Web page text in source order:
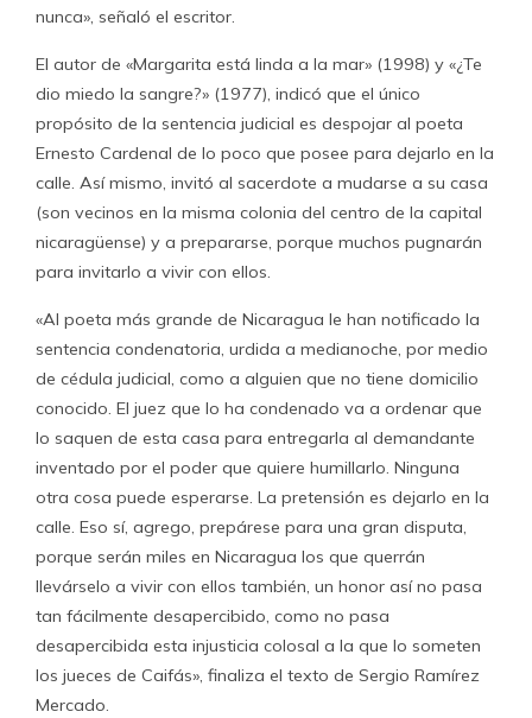
nunca», señaló el escritor.
El autor de «Margarita está linda a la mar» (1998) y «¿Te
dio miedo la sangre?» (1977), indicó que el único
propósito de la sentencia judicial es despojar al poeta
Ernesto Cardenal de lo poco que posee para dejarlo en la
calle. Así mismo, invitó al sacerdote a mudarse a su casa
(son vecinos en la misma colonia del centro de la capital
nicaragüense) y a prepararse, porque muchos pugnarán
para invitarlo a vivir con ellos.
«Al poeta más grande de Nicaragua le han notificado la
sentencia condenatoria, urdida a medianoche, por medio
de cédula judicial, como a alguien que no tiene domicilio
conocido. El juez que lo ha condenado va a ordenar que
lo saquen de esta casa para entregarla al demandante
inventado por el poder que quiere humillarlo. Ninguna
otra cosa puede esperarse. La pretensión es dejarlo en la
calle. Eso sí, agrego, prepárese para una gran disputa,
porque serán miles en Nicaragua los que querrán
llevárselo a vivir con ellos también, un honor así no pasa
tan fácilmente desapercibido, como no pasa
desapercibida esta injusticia colosal a la que lo someten
los jueces de Caifás», finaliza el texto de Sergio Ramírez
Mercado.